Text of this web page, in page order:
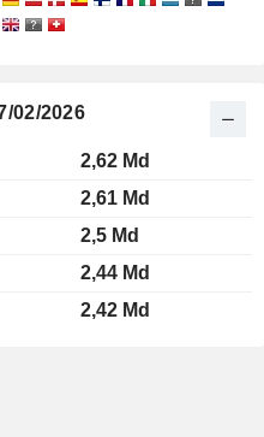
02/2026
2,62 Md
2,61 Md
2,5 Md
2,44 Md
2,42 Md